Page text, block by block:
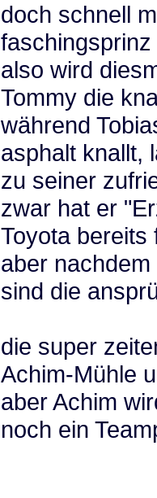
doch schnell
also wird
Tommy die
während
asphalt knallt,
zu seiner
zwar hat er
Toyota bereits
aber
sind die
die super
Achim-Mühle
aber Achim
noch ein